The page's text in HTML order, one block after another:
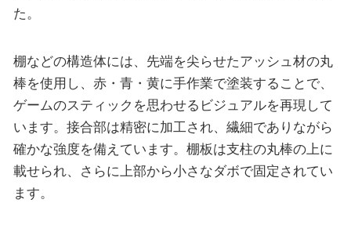
た。
棚などの構造体には、先端を尖らせたアッシュ材の丸
棒を使用し、赤・青・黄に手作業で塗装することで、
ゲームのスティックを思わせるビジュアルを再現して
います。接合部は精密に加工され、繊細でありながら
確かな強度を備えています。棚板は支柱の丸棒の上に
載せられ、さらに上部から小さなダボで固定されてい
ます。